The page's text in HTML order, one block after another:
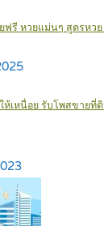
ยฟรี หวยแม่นๆ สูตรห
ห้เหนื่อย รับโพสขายที่